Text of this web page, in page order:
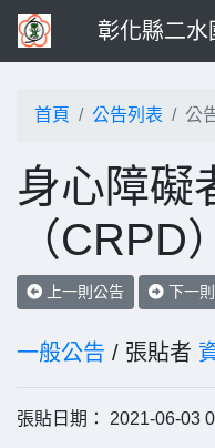
彰化縣二水
首頁 公告列表 公
身心障礙
（CRPD）
上一則公告 下一
一般公告 / 張貼者
張貼日期： 2021-06-03